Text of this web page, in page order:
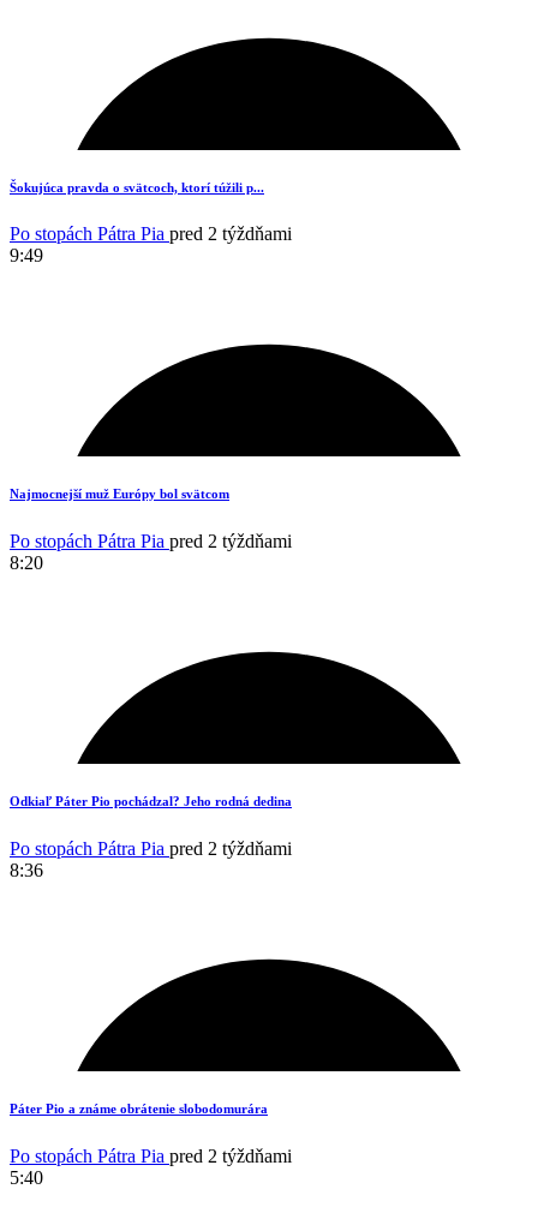
7
6
Šokujúca pravda o svätcoch, ktorí túžili p...
Po stopách Pátra Pia pred 2 týždňami
9:49
12
Najmocnejší muž Európy bol svätcom
Po stopách Pátra Pia pred 2 týždňami
8:20
10
Odkiaľ Páter Pio pochádzal? Jeho rodná dedina
Po stopách Pátra Pia pred 2 týždňami
8:36
Páter Pio a známe obrátenie slobodomurára
Po stopách Pátra Pia pred 2 týždňami
5:40